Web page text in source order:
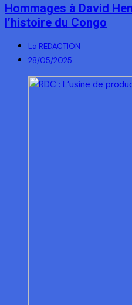
Hommages à David
l’histoire du Congo
La REDACTION
28/05/2025